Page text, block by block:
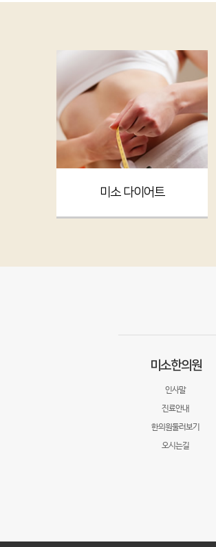
미소 다이어트
미소한의원
인사말
진료안내
한의원둘러보기
오시는길